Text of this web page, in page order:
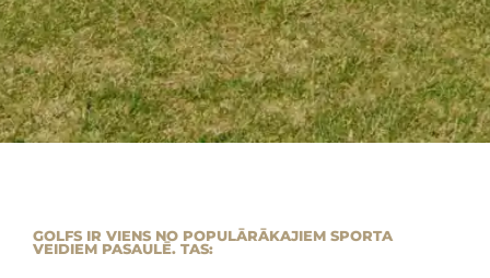
GOLFS IR VIENS NO POPULĀRĀKAJIEM SPORTA
VEIDIEM PASAULĒ. TAS: